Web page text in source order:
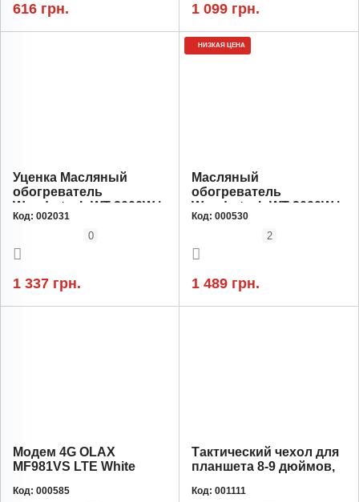
616 грн. 1 099 грн.
Уценка Масляный
обогреватель
Wondertech WT-2000W |
9 секций, 2000Вт,
площадь 30м
Код: 002031
0
1 337 грн.
НИЗКАЯ ЦЕНА
Масляный
обогреватель
Wondertech WT-2000W |
9 секций, 2000Вт,
площадь 30м
Код: 000530
2
1 489 грн.
Модем 4G OLAX
MF981VS LTE White
Код: 000585
Тактический чехол для
планшета 8-9 дюймов,
Код: 001111